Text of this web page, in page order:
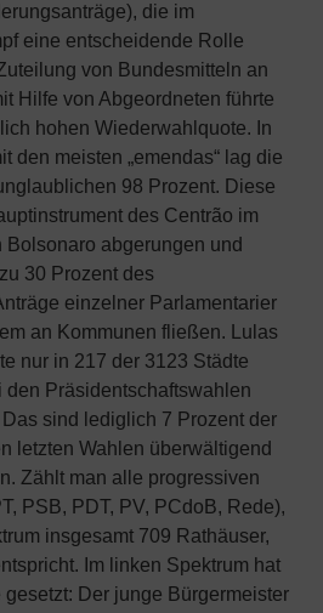
die im
eine entscheidende Rolle
von Bundesmitteln an
Hilfe von Abgeordneten führte
hohen Wiederwahlquote. In
den meisten „emendas“ lag die
98 Prozent. Diese
des Centrão im
Bolsonaro abgerungen und
30 Prozent des
einzelner Parlamentarier
an Kommunen fließen. Lulas
nur in 217 der 3123 Städte
den Präsidentschaftswahlen
sind lediglich 7 Prozent der
letzten Wahlen überwältigend
Zählt man alle progressiven
PSB, PDT, PV, PCdoB, Rede),
insgesamt 709 Rathäuser,
Im linken Spektrum hat
Der junge Bürgermeister